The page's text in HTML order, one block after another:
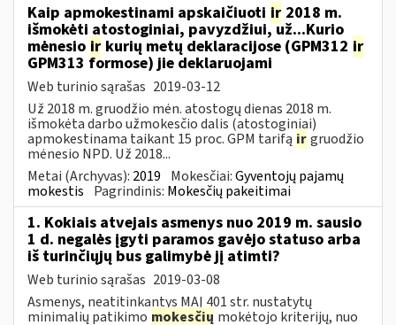
Kaip apmokestinami apskaičiuoti ir 2018 m.
išmokėti atostoginiai, pavyzdžiui, už...Kurio
mėnesio ir kurių metų deklaracijose (GPM312 ir
GPM313 formose) jie deklaruojami
Web turinio sąrašas 2019-03-12
Už 2018 m. gruodžio mėn. atostogų dienas 2018 m.
išmokėta darbo užmokesčio dalis (atostoginiai)
apmokestinama taikant 15 proc. GPM tarifą irgruodžio
mėnesio NPD. Už 2018...
Metai (Archyvas): 2019 Mokesčiai:Gyventojų pajamų
mokestis Pagrindinis: Mokesčių pakeitimai
1. Kokiais atvejais asmenys nuo 2019 m. sausio
1 d. negalės įgyti paramos gavėjo statuso arba
iš turinčiųjų bus galimybė jį atimti?
Web turinio sąrašas 2019-03-08
Asmenys, neatitinkantys MAĮ 401 str. nustatytų
minimalių patikimo mokesčių mokėtojo kriterijų, nuo